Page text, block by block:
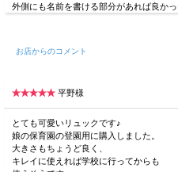
外側にも名前を書ける部分があれば良かっ
お店からのコメント
平野様
とても可愛いリュックです♪
娘の保育園の登園用に購入しました。
大きさもちょうど良く、
キレイに使えれば学校に行ってからも